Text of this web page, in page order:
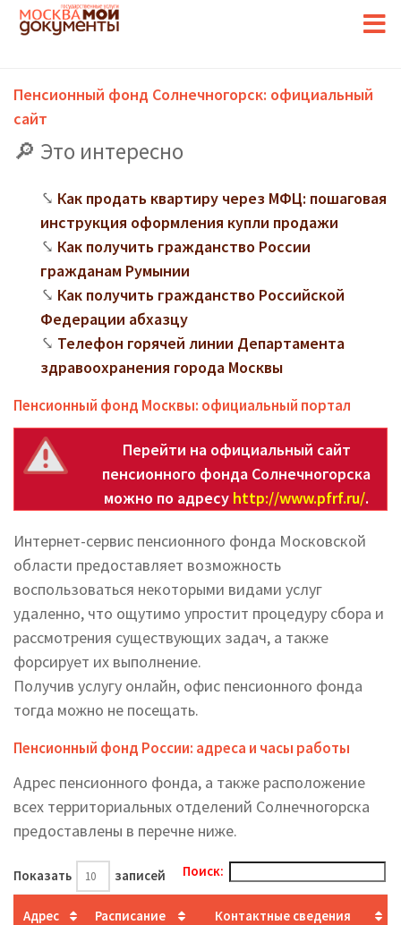
Пенсионный фонд Солнечногорск: официальный
сайт
Это интересно
Как продать квартиру через МФЦ: пошаговая
инструкция оформления купли продажи
Как получить гражданство России
гражданам Румынии
Как получить гражданство Российской
Федерации абхазцу
Телефон горячей линии Департамента
здравоохранения города Москвы
Пенсионный фонд Москвы: официальный портал
Перейти на официальный сайт
пенсионного фонда Солнечногорска
можно по адресу http://www.pfrf.ru/.
Интернет-сервис пенсионного фонда Московской
области предоставляет возможность
воспользоваться некоторыми видами услуг
удаленно, что ощутимо упростит процедуру сбора и
рассмотрения существующих задач, а также
форсирует их выполнение.
Получив услугу онлайн, офис пенсионного фонда
тогда можно не посещать.
Пенсионный фонд России: адреса и часы работы
Адрес пенсионного фонда, а также расположение
всех территориальных отделений Солнечногорска
предоставлены в перечне ниже.
Показать записей Поиск:
Адрес Расписание Контактные сведения